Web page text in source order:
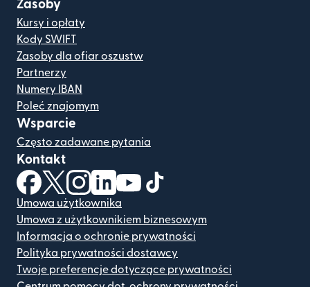
Zasoby
Kursy i opłaty
Kody SWIFT
Zasoby dla ofiar oszustw
Partnerzy
Numery IBAN
Poleć znajomym
Wsparcie
Często zadawane pytania
Kontakt
(otwiera się w nowym oknie)
(otwiera się w nowym oknie)
(otwiera się w nowym oknie)
(otwiera się w nowym oknie)
(otwiera się w nowym oknie)
Umowa użytkownika
Umowa z użytkownikiem biznesowym
Informacja o ochronie prywatności
Polityka prywatności dostawcy
Twoje preferencje dotyczące prywatności